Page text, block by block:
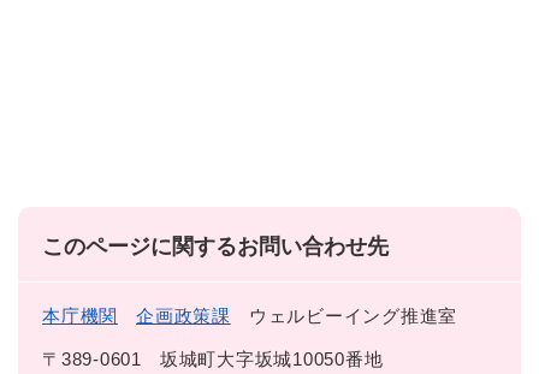
このページに関するお問い合わせ先
本庁機関 企画政策課 ウェルビーイング推進室
〒389-0601
坂城町大字坂城10050番地